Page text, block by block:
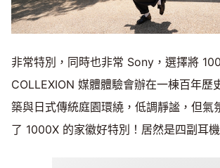
非常特別，同時也非常 Sony，選擇將
COLLEXION 媒體體驗會辦在一棟百年歷
築與日式傳統庭園環繞，低調靜謐，但氣
了 1000X 的家徽好特別！居然是四副耳